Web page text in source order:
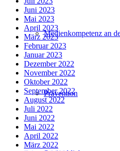
Medienkompetenz an
Prävention
Juni 2023
Mai 2023
April 2023
März 2023
Februar 2023
Januar 2023
Dezember 2022
November 2022
Oktober 2022
September 2022
August 2022
Juli 2022
Juni 2022
Mai 2022
April 2022
März 2022